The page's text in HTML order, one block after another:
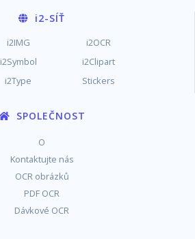
i2-SÍŤ
i2IMG
i2OCR
i2Symbol
i2Clipart
i2Type Stickers
SPOLEČNOST
O
Kontaktujte nás
OCR obrázků
PDF OCR
Dávkové OCR